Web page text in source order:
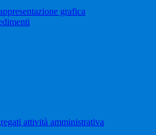
grafica
attività amministrativa